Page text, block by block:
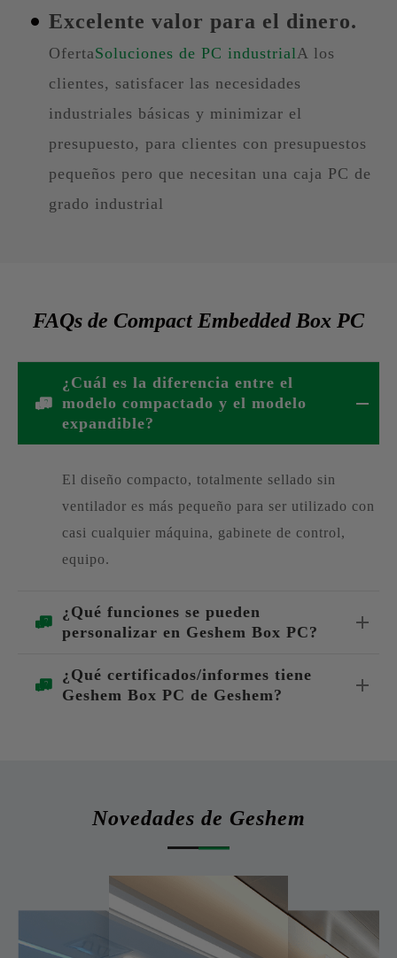
Excelente valor para el dinero.
OfertaSoluciones de PC industrialA los
clientes, satisfacer las necesidades
industriales básicas y minimizar el
presupuesto, para clientes con presupuestos
pequeños pero que necesitan una caja PC de
grado industrial
FAQs de Compact Embedded Box PC
¿Cuál es la diferencia entre el
modelo compactado y el modelo
expandible?
El diseño compacto, totalmente sellado sin
ventilador es más pequeño para ser utilizado con
casi cualquier máquina, gabinete de control,
equipo.
¿Qué funciones se pueden
personalizar en Geshem Box PC?
¿Qué certificados/informes tiene
Geshem Box PC de Geshem?
Novedades de Geshem